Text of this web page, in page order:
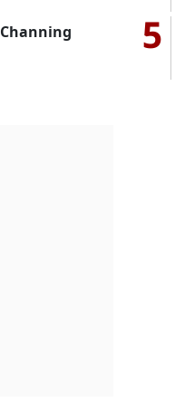
Channing
5